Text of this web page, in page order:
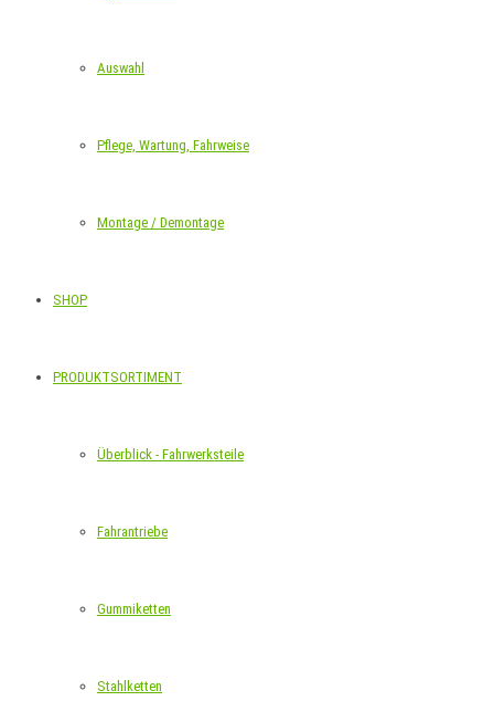
Auswahl
Pflege, Wartung, Fahrweise
Montage / Demontage
SHOP
PRODUKTSORTIMENT
Überblick - Fahrwerksteile
Fahrantriebe
Gummiketten
Stahlketten